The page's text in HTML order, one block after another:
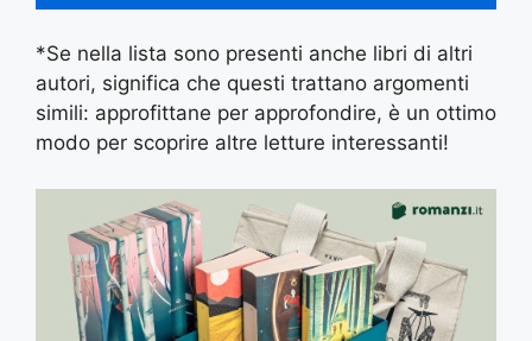
*Se nella lista sono presenti anche libri di altri
autori, significa che questi trattano argomenti
simili: approfittane per approfondire, è un ottimo
modo per scoprire altre letture interessanti!